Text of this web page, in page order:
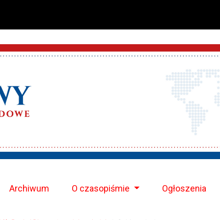
Archiwum O czasopiśmie Ogłoszenia